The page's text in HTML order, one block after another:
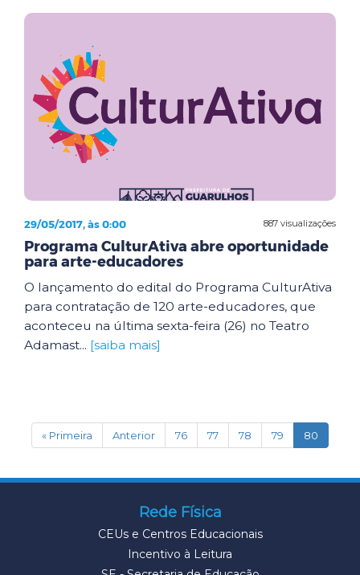
887 visualizações
29/05/2017, às 0:00
Programa CulturAtiva abre oportunidade
para arte-educadores
O lançamento do edital do Programa CulturAtiva
para contratação de 120 arte-educadores, que
aconteceu na última sexta-feira (26) no Teatro
Adamast... [saiba mais]
« Primeira Anterior 76 77 78 79 80
Rede Física
CEUs e Centros Educacionais
Incentivo à Leitura